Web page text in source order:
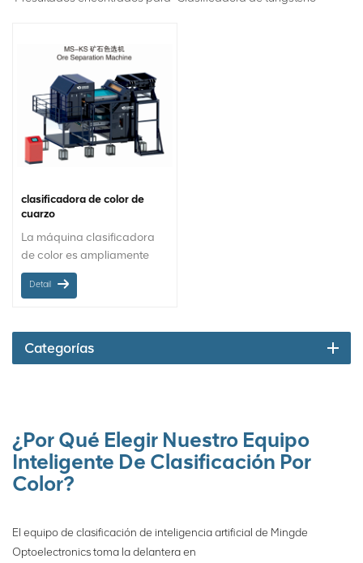
clasificadora de color de
cuarzo
La máquina clasificadora
de color es ampliamente
utilizada en la clasificación
de minerales comunes.
Detail
Categorías
¿Por Qué Elegir Nuestro Equipo
Inteligente De Clasificación Por
Color?
El equipo de clasificación de inteligencia artificial de Mingde
Optoelectronics toma la delantera en